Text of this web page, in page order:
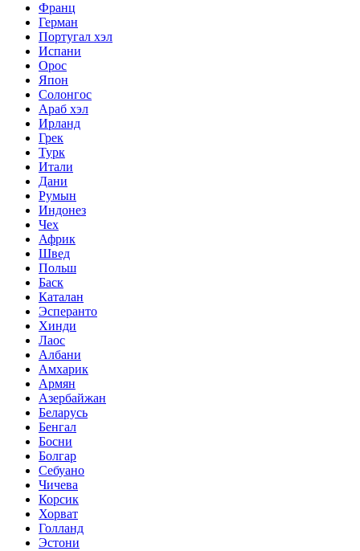
Франц
Герман
Португал хэл
Испани
Орос
Япон
Солонгос
Араб хэл
Ирланд
Грек
Турк
Итали
Дани
Румын
Индонез
Чех
Африк
Швед
Польш
Баск
Каталан
Эсперанто
Хинди
Лаос
Албани
Амхарик
Армян
Азербайжан
Беларусь
Бенгал
Босни
Болгар
Себуано
Чичева
Корсик
Хорват
Голланд
Эстони